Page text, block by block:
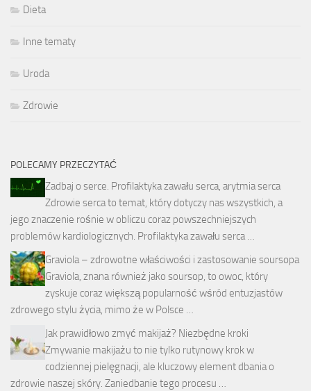
Dieta
Inne tematy
Uroda
Zdrowie
POLECAMY PRZECZYTAĆ
Zadbaj o serce. Profilaktyka zawału serca, arytmia serca
Zdrowie serca to temat, który dotyczy nas wszystkich, a
jego znaczenie rośnie w obliczu coraz powszechniejszych
problemów kardiologicznych. Profilaktyka zawału serca …
Graviola – zdrowotne właściwości i zastosowanie soursopa
Graviola, znana również jako soursop, to owoc, który
zyskuje coraz większą popularność wśród entuzjastów
zdrowego stylu życia, mimo że w Polsce …
Jak prawidłowo zmyć makijaż? Niezbędne kroki
Zmywanie makijażu to nie tylko rutynowy krok w
codziennej pielęgnacji, ale kluczowy element dbania o
zdrowie naszej skóry. Zaniedbanie tego procesu …